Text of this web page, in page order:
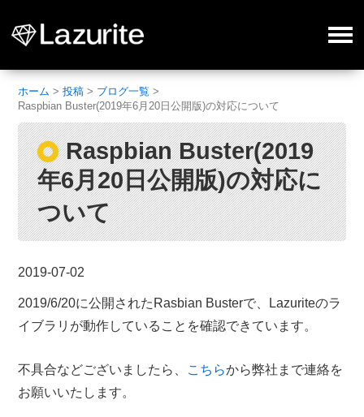
ホーム >投稿 > ブログ一覧 >
Raspbian Buster(2019年6月20日公開版)の対応について
Raspbian Buster(2019
年6月20日公開版)の対応に
ついて
2019-07-02
2019/6/20に公開されたRasbian Busterで、Lazuriteのラ
イブラリが動作していることを確認できています。
不具合などございましたら、 こちらから弊社まで連絡を
お願いいたします。